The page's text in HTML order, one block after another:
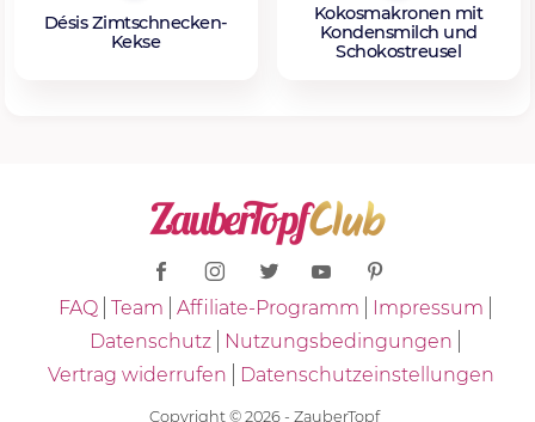
Désis Zimtschnecken-
Kekse
Kokosmakronen mit
Kondensmilch und
Schokostreusel
FAQ Team Affiliate-Programm
Impressum
Datenschutz
Nutzungsbedingungen
Vertrag widerrufen
Datenschutzeinstellungen
Copyright © 2026 - ZauberTopf